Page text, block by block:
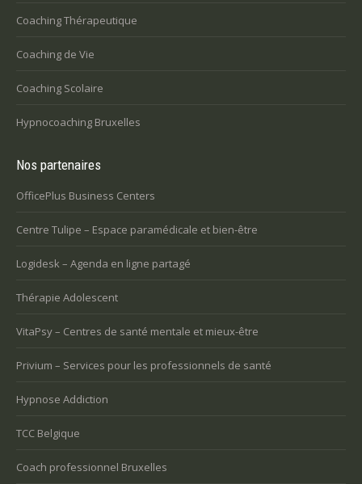
Coaching Thérapeutique
Coaching de Vie
Coaching Scolaire
Hypnocoaching Bruxelles
Nos partenaires
OfficePlus Business Centers
Centre Tulipe – Espace paramédicale et bien-être
Logidesk – Agenda en ligne partagé
Thérapie Adolescent
VitaPsy – Centres de santé mentale et mieux-être
Privium – Services pour les professionnels de santé
Hypnose Addiction
TCC Belgique
Coach professionnel Bruxelles